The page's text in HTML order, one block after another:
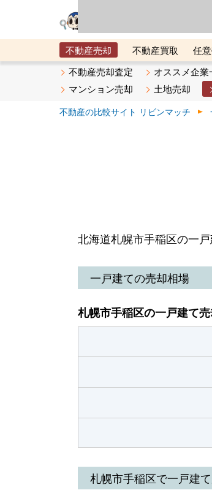
不動産売却 不動産買取 任
メタ住宅展示場
ベスト不動産カ
不動産売却査定 オススメ企業
マンション売却
土地売却
不動産の比較サイト リビンマッチ
北海道札幌市手稲区の一
一戸建ての売却相場
札幌市手稲区の一戸建て
札幌市手稲区で一戸建